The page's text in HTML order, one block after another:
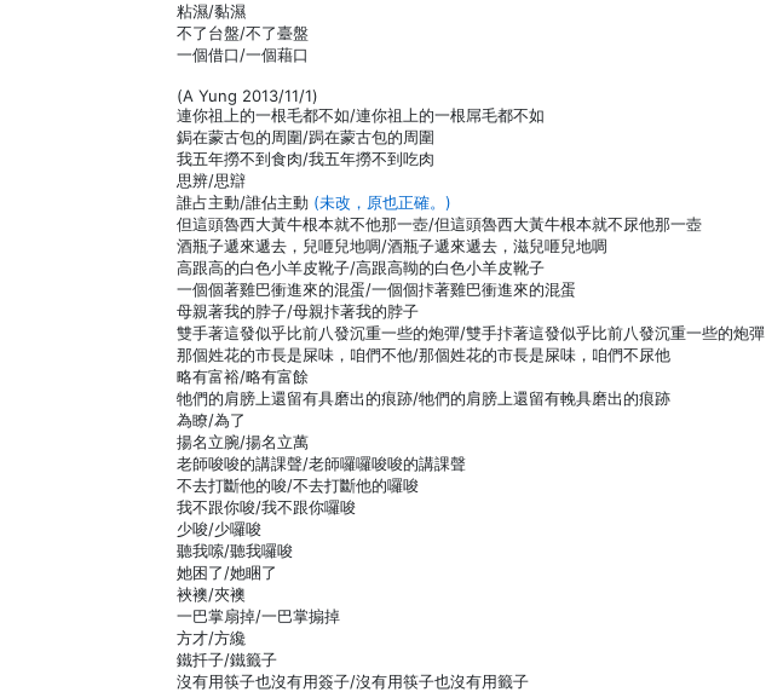
粘濕/黏濕
不了台盤/不了臺盤
一個借口/一個藉口
(A Yung 2013/11/1)
連你祖上的一根毛都不如/連你祖上的一根屌毛都不如
鋦在蒙古包的周圍/跼在蒙古包的周圍
我五年撈不到食肉/我五年撈不到吃肉
思辨/思辯
誰占主動/誰佔主動 (未改，原也正確。)
但這頭魯西大黃牛根本就不他那一壺/但這頭魯西大黃牛根本就不尿他那一壺
酒瓶子遞來遞去，兒咂兒地啁/酒瓶子遞來遞去，滋兒咂兒地啁
高跟高的白色小羊皮靴子/高跟高靿的白色小羊皮靴子
一個個著雞巴衝進來的混蛋/一個個拤著雞巴衝進來的混蛋
母親著我的脖子/母親拤著我的脖子
雙手著這發似乎比前八發沉重一些的炮彈/雙手拤著這發似乎比前八發沉重一些的炮彈
那個姓花的市長是屎味，咱們不他/那個姓花的市長是屎味，咱們不尿他
略有富裕/略有富餘
牠們的肩膀上還留有具磨出的痕跡/牠們的肩膀上還留有輓具磨出的痕跡
為瞭/為了
揚名立腕/揚名立萬
老師唆唆的講課聲/老師囉囉唆唆的講課聲
不去打斷他的唆/不去打斷他的囉唆
我不跟你唆/我不跟你囉唆
少唆/少囉唆
聽我嗦/聽我囉唆
她困了/她睏了
裌襖/夾襖
一巴掌扇掉/一巴掌搧掉
方才/方纔
鐵扦子/鐵籤子
沒有用筷子也沒有用簽子/沒有用筷子也沒有用籤子